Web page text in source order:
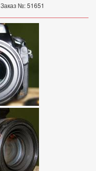
Заказ №: 51651